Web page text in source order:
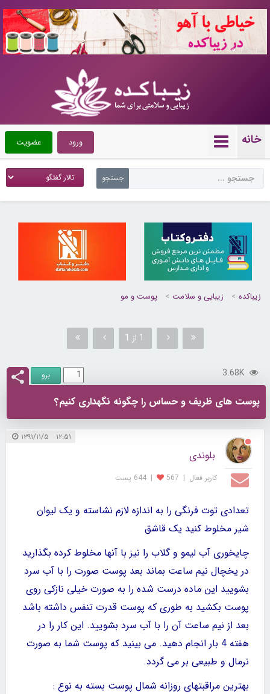
10722169
خانه عضویت ورود
زیباکده زیبایی و سلامت پوست و مو
1 از 1
3.68K
پوست های ظریف و حساس را چگونه نگهداری کنیم؟
۱۲:۵۱ ۱۳۹۱/۱۱/۵
بلوندی
کاربر فعال |
567
| 644 پست
تعدادی توت فرنگی را به اندازه لازم نشاسته و یک لیوان
شیر مخلوط کنید یک قاشق
چایخوری آب لیمو و گلاب را نیز با آنها مخلوط کرده بگذارید
در یخچال نیم ساعت بماند بعد پوست صورت را با آب سرد
بشویید این ماده درست شده را به صورت خیلی نازکی روی
پوست بکشید به طوری که پوست قدرت تنفس داشته باشد
بعد از نیم ساعت آن را با آب سرد بشویید. این کار را در
هفته 4 بار انجام دهید. می بینید که
پوست شما به صورت
نرمال و طبیعی بر می گردد.
بهترین مراقبتهای روزانه شمال پوست بسته به نوع :